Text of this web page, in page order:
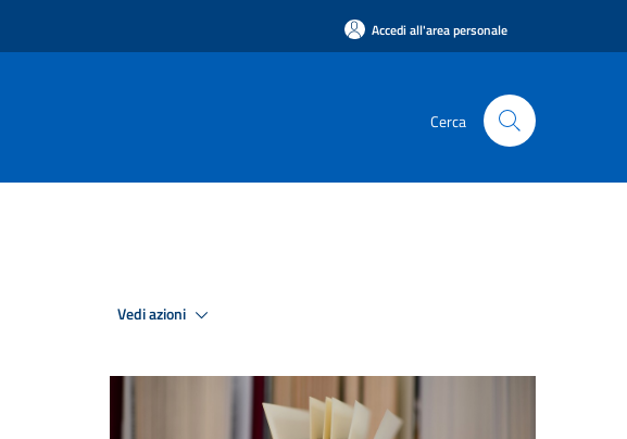
Accedi all'area personale
Cerca
Vedi azioni